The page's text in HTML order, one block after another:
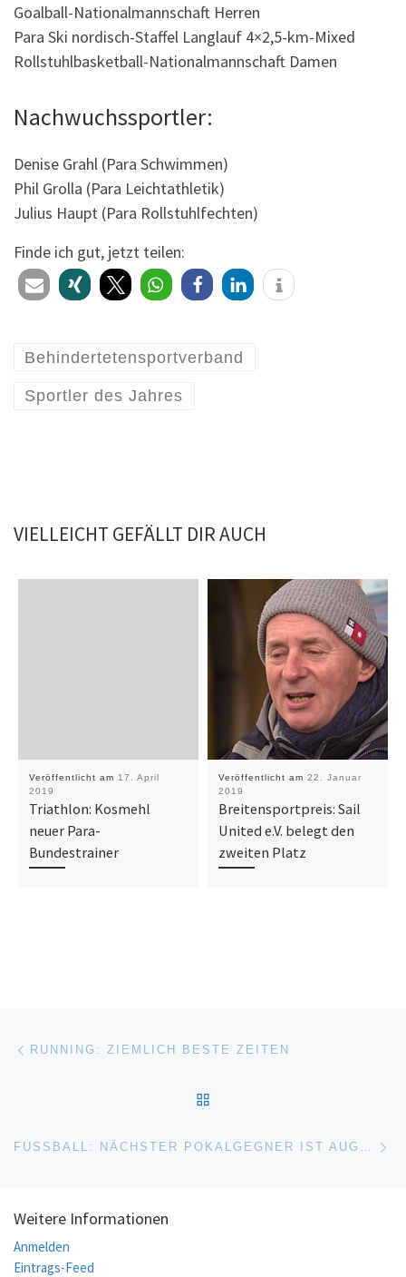
Goalball-Nationalmannschaft Herren
Para Ski nordisch-Staffel Langlauf 4×2,5-km-Mixed
Rollstuhlbasketball-Nationalmannschaft Damen
Nachwuchssportler:
Denise Grahl (Para Schwimmen)
Phil Grolla (Para Leichtathletik)
Julius Haupt (Para Rollstuhlfechten)
Finde ich gut, jetzt teilen:
Behindertetensportverband
Sportler des Jahres
VIELLEICHT GEFÄLLT DIR AUCH
Veröffentlicht am 17. April
2019
Triathlon: Kosmehl
neuer Para-
Bundestrainer
Veröffentlicht am 22. Januar
2019
Breitensportpreis: Sail
United e.V. belegt den
zweiten Platz
Beitragsnavigation
RUNNING: ZIEMLICH BESTE ZEITEN
Weitere Informationen
Anmelden
Eintrags-Feed